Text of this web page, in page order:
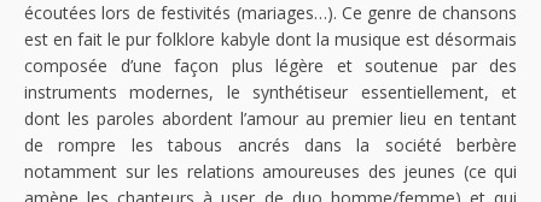
écoutées lors de festivités (mariages…). Ce genre de chansons
est en fait le pur folklore kabyle dont la musique est désormais
composée d’une façon plus légère et soutenue par des
instruments modernes, le synthétiseur essentiellement, et
dont les paroles abordent l’amour au premier lieu en tentant
de rompre les tabous ancrés dans la société berbère
notamment sur les relations amoureuses des jeunes (ce qui